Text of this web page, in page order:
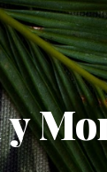
principal